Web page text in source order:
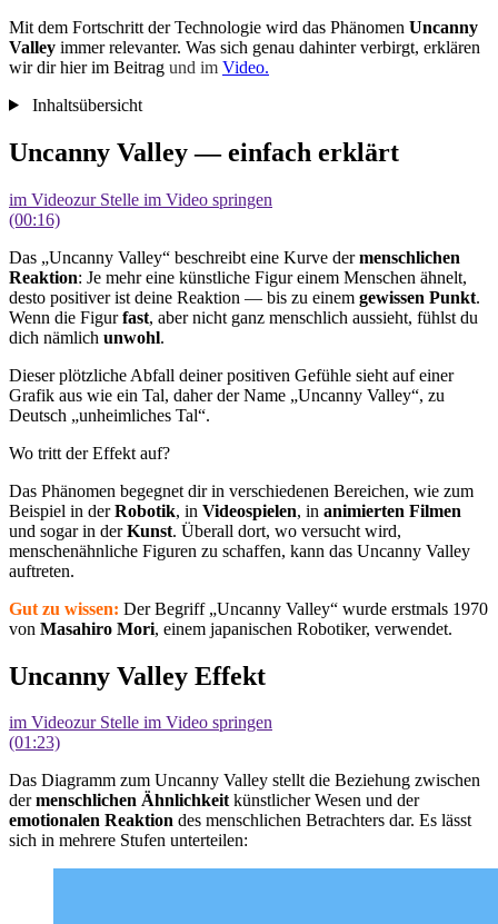
Mit dem Fortschritt der Technologie wird das Phänomen Uncanny
Valley immer relevanter. Was sich genau dahinter verbirgt, erklären
wir dir hier im Beitrag und im Video.
Inhaltsübersicht
Uncanny Valley — einfach erklärt
im Videozur Stelle im Video springen
(00:16)
Das „Uncanny Valley“ beschreibt eine Kurve dermenschlichen
Reaktion: Je mehr eine künstliche Figur einem Menschen ähnelt,
desto positiver ist deine Reaktion — bis zu einem gewissen Punkt.
Wenn die Figurfast, aber nicht ganz menschlich aussieht, fühlst du
dich nämlich unwohl.
Dieser plötzliche Abfall deiner positiven Gefühle sieht auf einer
Grafik aus wie ein Tal, daher der Name „Uncanny Valley“, zu
Deutsch „unheimliches Tal“.
Wo tritt der Effekt auf?
Das Phänomen begegnet dir in verschiedenen Bereichen, wie zum
Beispiel in derRobotik, in Videospielen, in animierten Filmen
und sogar in derKunst. Überall dort, wo versucht wird,
menschenähnliche Figuren zu schaffen, kann das Uncanny Valley
auftreten.
Gut zu wissen: Der Begriff „Uncanny Valley“ wurde erstmals 1970
von Masahiro Mori, einem japanischen Robotiker, verwendet.
Uncanny Valley Effekt
im Videozur Stelle im Video springen
(01:23)
Das Diagramm zum Uncanny Valley stellt die Beziehung zwischen
dermenschlichen Ähnlichkeitkünstlicher Wesen und der
emotionalen Reaktion des menschlichen Betrachters dar. Es lässt
sich in mehrere Stufen unterteilen: